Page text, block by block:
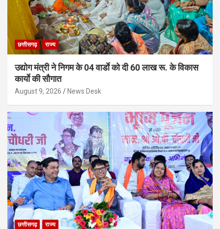
छत्तीसगढ़ राज्य
उद्योग मंत्री ने निगम के 04 वार्डाे को दी 60 लाख रू. के विकास
कार्याे की सौगात
August 9, 2026 News Desk
छत्तीसगढ़ राज्य